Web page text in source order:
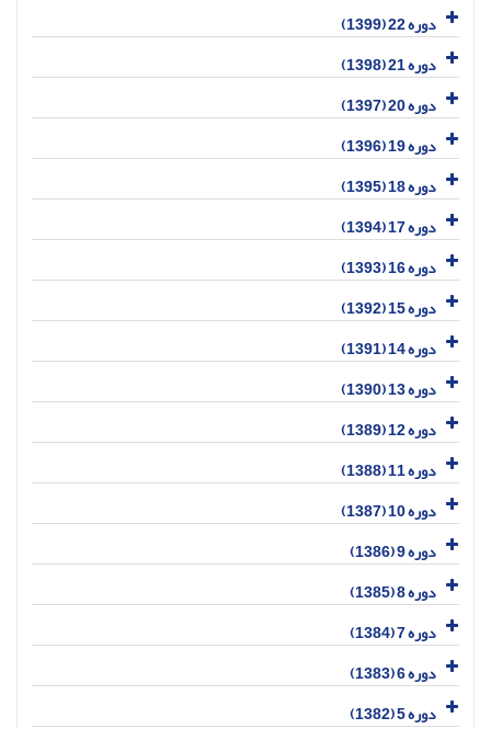
دوره 22 (1399)
دوره 21 (1398)
دوره 20 (1397)
دوره 19 (1396)
دوره 18 (1395)
دوره 17 (1394)
دوره 16 (1393)
دوره 15 (1392)
دوره 14 (1391)
دوره 13 (1390)
دوره 12 (1389)
دوره 11 (1388)
دوره 10 (1387)
دوره 9 (1386)
دوره 8 (1385)
دوره 7 (1384)
دوره 6 (1383)
دوره 5 (1382)